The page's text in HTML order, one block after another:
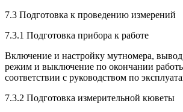
7.3 Подготовка к проведению измерений
7.3.1 Подготовка прибора к работе
Включение и настройку мутномера, вывод
режим и выключение по окончании
соответствии с руководством по
7.3.2 Подготовка измерительной кюветы